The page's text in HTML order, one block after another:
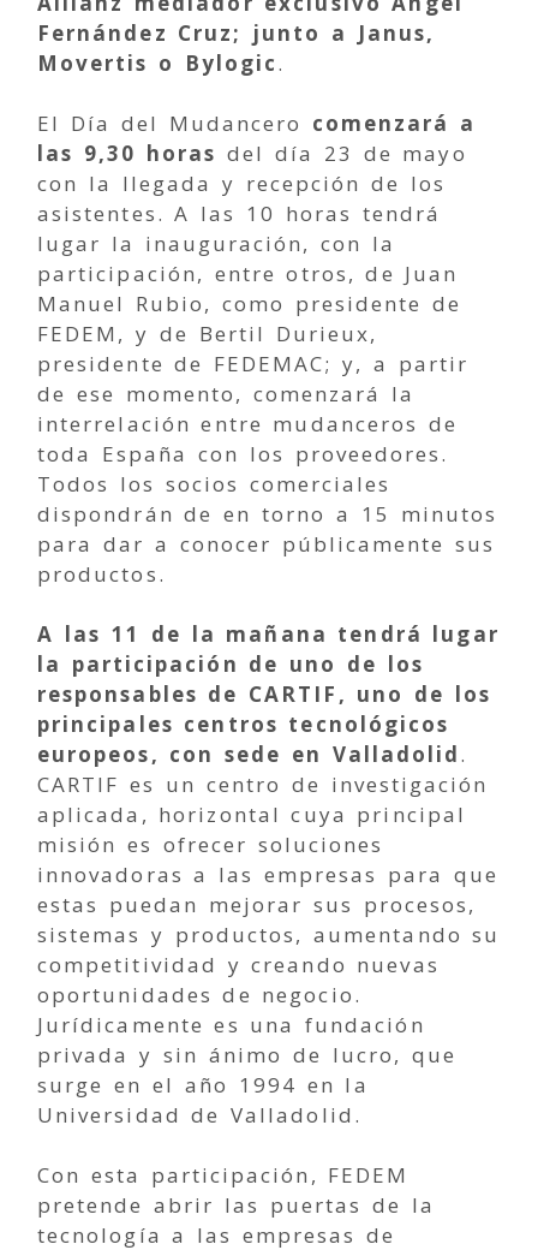
Fernández Cruz; junto a Janus,
Movertis o Bylogic.
El Día del Mudancero comenzará a
las 9,30 horas del día 23 de mayo
con la llegada y recepción de los
asistentes. A las 10 horas tendrá
lugar la inauguración, con la
participación, entre otros, de Juan
Manuel Rubio, como presidente de
FEDEM, y de Bertil Durieux,
presidente de FEDEMAC; y, a partir
de ese momento, comenzará la
interrelación entre mudanceros de
toda España con los proveedores.
Todos los socios comerciales
dispondrán de en torno a 15 minutos
para dar a conocer públicamente sus
productos.
A las 11 de la mañana tendrá lugar
la participación de uno de los
responsables de CARTIF, uno de los
principales centros tecnológicos
europeos, con sede en Valladolid.
CARTIF es un centro de investigación
aplicada, horizontal cuya principal
misión es ofrecer soluciones
innovadoras a las empresas para que
estas puedan mejorar sus procesos,
sistemas y productos, aumentando su
competitividad y creando nuevas
oportunidades de negocio.
Jurídicamente es una fundación
privada y sin ánimo de lucro, que
surge en el año 1994 en la
Universidad de Valladolid.
Con esta participación, FEDEM
pretende abrir las puertas de la
tecnología a las empresas de